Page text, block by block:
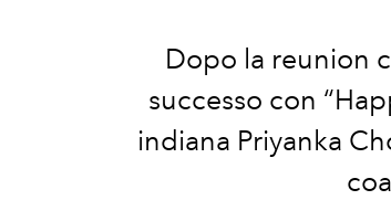
Dopo la reunion
successo con
indiana Priyanka